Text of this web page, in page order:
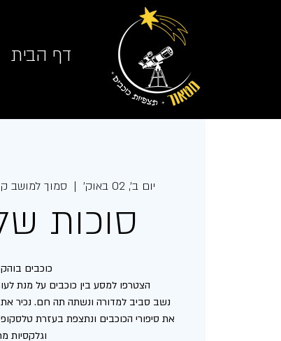
דף הבית
יום ב׳, 02 באוק׳
  |
סמוך למושב
סוכות
נשב סביב למדורה ונשתה תה חם. נכיר את
את סיפורי הכוכבים ונתצפת בעזרת